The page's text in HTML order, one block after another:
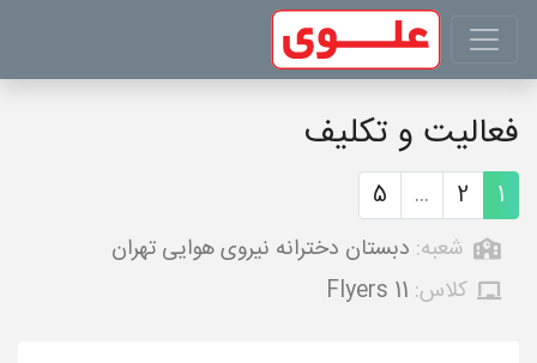
فعالیت و تکلیف
1
2
...
5
شعبه: دبستان دخترانه نیروی هوایی تهران
کلاس: Flyers 11